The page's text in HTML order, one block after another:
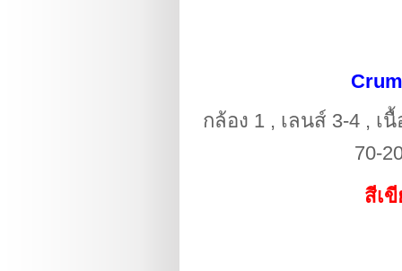
กล้อง 1 , เลนส์ 3-4 , เ
70-
สีเ